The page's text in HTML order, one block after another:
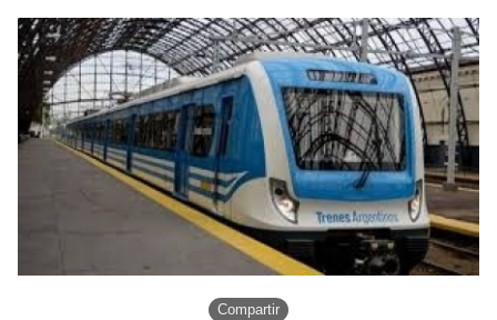
Compartir